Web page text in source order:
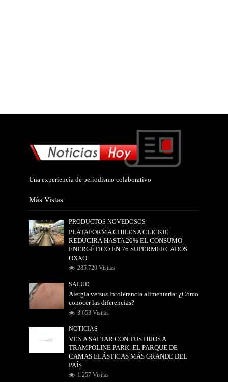
Una experiencia de periodismo colaborativo
Más Vistas
PRODUCTOS NOVEDOSOS
PLATAFORMA CHILENA CLICKIE
REDUCIRÁ HASTA 20% EL CONSUMO
ENERGÉTICO EN 76 SUPERMERCADOS
OXXO
285.720 Visitas
SALUD
Alergia versus intolerancia alimentaria: ¿Cómo
conocer las diferencias?
3.653 Visitas
NOTICIAS
VEN A SALTAR CON TUS HIJOS A
TRAMPOLINE PARK, EL PARQUE DE
CAMAS ELÁSTICAS MÁS GRANDE DEL
PAÍS
1.257 Visitas